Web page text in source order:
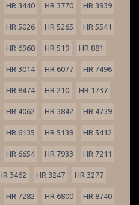
HR 3440 HR 3770 HR 3939
HR 5026 HR 5265 HR 5541
HR 6968 HR 519 HR 881
HR 3014 HR 6077 HR 7496
HR 8474 HR 210 HR 1737
HR 4062 HR 3842 HR 4739
HR 6135 HR 5139 HR 5412
HR 6654 HR 7933 HR 7211
3462 HR 3247 HR 3277
HR 7282 HR 6800 HR 8740